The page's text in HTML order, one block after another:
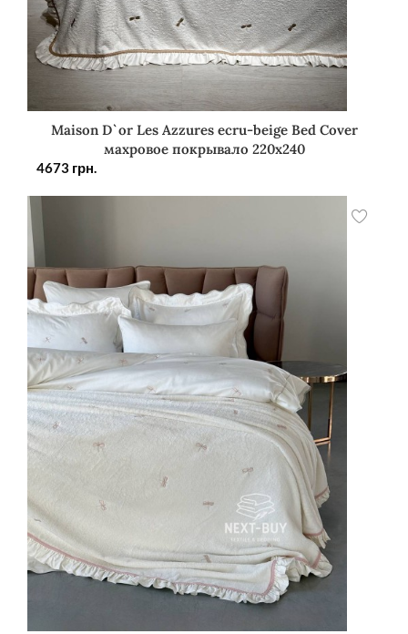
Maison D`or Les Azzures ecru-beige Bed Cover
махровое покрывало 220х240
4673 грн.